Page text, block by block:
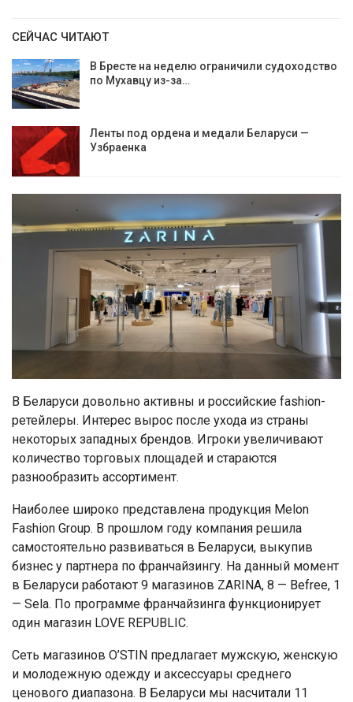
СЕЙЧАС ЧИТАЮТ
В Бресте на неделю ограничили судоходство
по Мухавцу из-за…
Ленты под ордена и медали Беларуси —
Узбраенка
В Беларуси довольно активны и российские fashion-
ретейлеры. Интерес вырос после ухода из страны
некоторых западных брендов. Игроки увеличивают
количество торговых площадей и стараются
разнообразить ассортимент.
Наиболее широко представлена продукция Melon
Fashion Group. В прошлом году компания решила
самостоятельно развиваться в Беларуси, выкупив
бизнес у партнера по франчайзингу. На данный момент
в Беларуси работают 9 магазинов ZARINA, 8 — Befree, 1
— Sela. По программе франчайзинга функционирует
один магазин LOVE REPUBLIC.
Сеть магазинов O’STIN предлагает мужскую, женскую
и молодежную одежду и аксессуары среднего
ценового диапазона. В Беларуси мы насчитали 11